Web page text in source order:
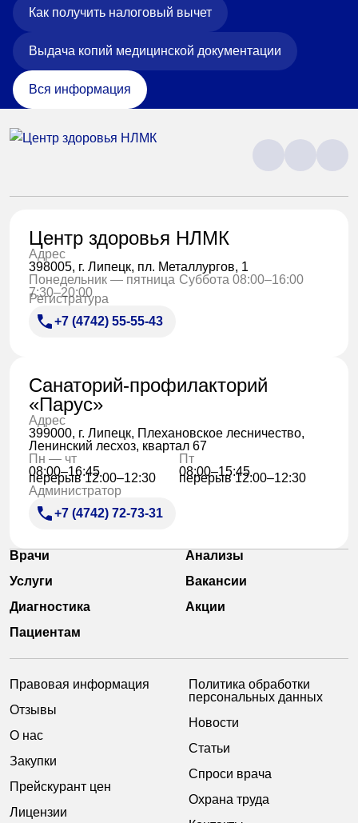
Как получить налоговый вычет
Выдача копий медицинской документации
Вся информация
Центр здоровья НЛМК
Адрес
398005, г. Липецк, пл. Металлургов, 1
Понедельник — пятница
7:30–20:00
Суббота 08:00–16:00
Регистратура
+7 (4742) 55-55-43
Санаторий-профилакторий
«Парус»
Адрес
399000, г. Липецк, Плехановское лесничество,
Ленинский лесхоз, квартал 67
Пн — чт
08:00–16:45
перерыв 12:00–12:30
Пт
08:00–15:45
перерыв 12:00–12:30
Администратор
+7 (4742) 72-73-31
Врачи
Анализы
Услуги
Вакансии
Диагностика
Акции
Пациентам
Правовая информация
Отзывы
О нас
Закупки
Прейскурант цен
Лицензии
Политика обработки
персональных данных
Новости
Статьи
Спроси врача
Охрана труда